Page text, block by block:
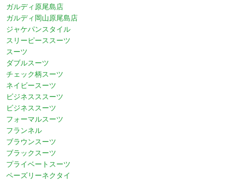
ガルディ原尾島店
ガルディ岡山原尾島店
ジャケパンスタイル
スリーピーススーツ
スーツ
ダブルスーツ
チェック柄スーツ
ネイビースーツ
ビジネスススーツ
ビジネススーツ
フォーマルスーツ
フランネル
ブラウンスーツ
ブラックスーツ
プライベートスーツ
ペーズリーネクタイ